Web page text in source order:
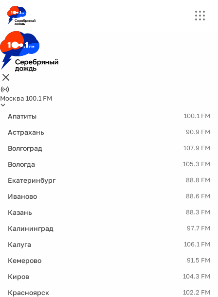
Москва 100.1 FM
Апатиты 100.1 FM
Астрахань 90.9 FM
Волгоград 107.9 FM
Вологда 105.3 FM
Екатеринбург 88.8 FM
Иваново 88.6 FM
Казань 88.3 FM
Калининград 97.7 FM
Калуга 106.1 FM
Кемерово 91.5 FM
Киров 104.3 FM
Красноярск 102.2 FM